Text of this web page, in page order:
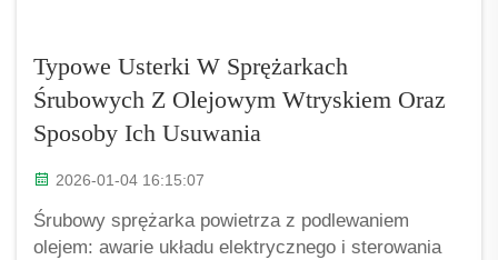
Typowe Usterki W Sprężarkach
Śrubowych Z Olejowym Wtryskiem Oraz
Sposoby Ich Usuwania
2026-01-04 16:15:07
Śrubowy sprężarka powietrza z podlewaniem
olejem: awarie układu elektrycznego i sterowania